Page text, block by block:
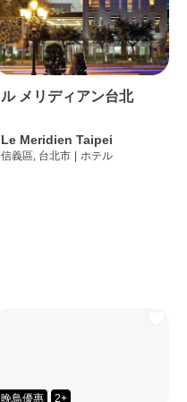
ル メリディアン台北
Le Meridien Taipei
信義區, 台北市 | ホテル
晚鳥優惠 2+